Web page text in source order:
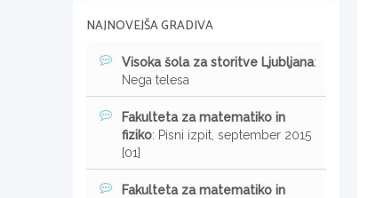
NAJNOVEJŠA GRADIVA
Visoka šola za storitve Ljubljana:
Nega telesa
Fakulteta za matematiko in
fiziko: Pisni izpit, september 2015
[01]
Fakulteta za matematiko in